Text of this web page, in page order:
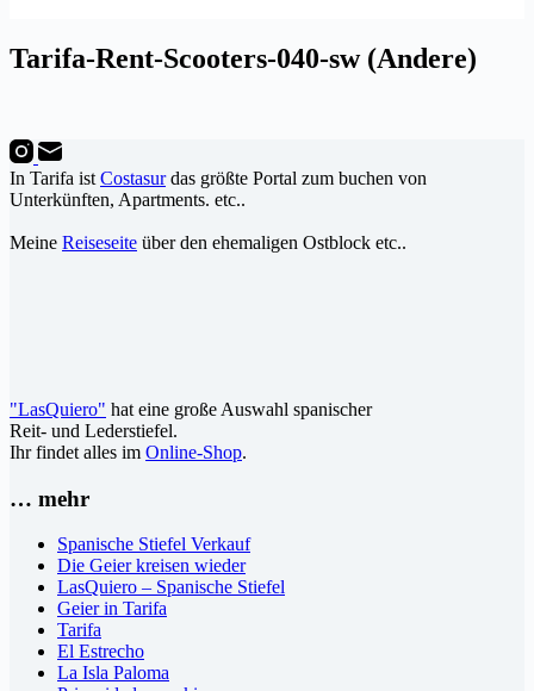
Tarifa-Rent-Scooters-040-sw (Andere)
In Tarifa ist Costasurdas größte Portal zum buchen von
Unterkünften, Apartments. etc..
Meine Reiseseite über den ehemaligen Ostblock etc..
"LasQuiero" hat eine große Auswahl spanischer
Reit- und Lederstiefel.
Ihr findet alles im Online-Shop.
… mehr
Spanische Stiefel Verkauf
Die Geier kreisen wieder
LasQuiero – Spanische Stiefel
Geier in Tarifa
Tarifa
El Estrecho
La Isla Paloma